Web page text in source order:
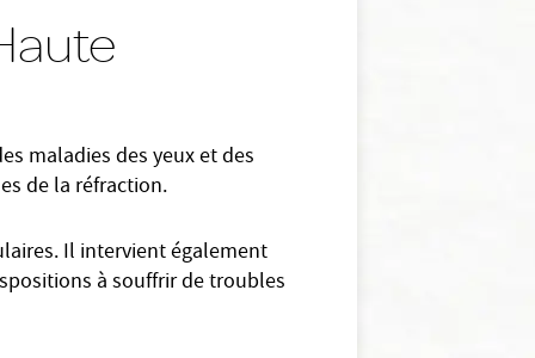
maladies des yeux et des
de la réfraction.
Il intervient également
à souffrir de troubles